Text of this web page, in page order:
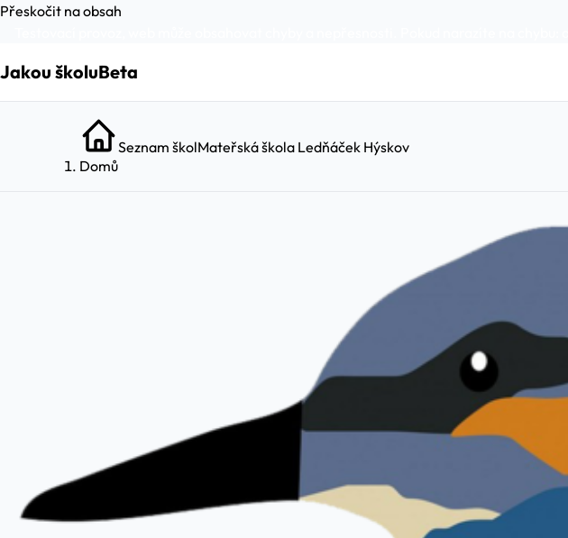
Přeskočit na obsah
Jakou školuBeta
Domů
Seznam školMateřská škola Ledňáček Hýskov